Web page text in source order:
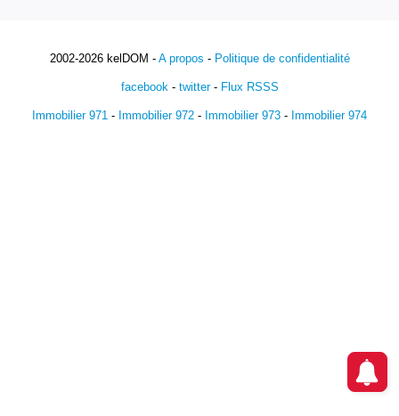
2002-2026 kelDOM - A propos - Politique de confidentialité
facebook- twitter- Flux RSSS
Immobilier 971 - Immobilier 972 - Immobilier 973 - Immobilier 974